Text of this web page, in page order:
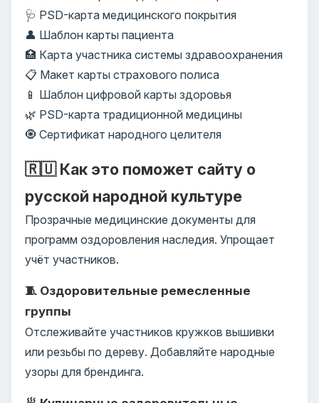
🩺 PSD-карта медицинского покрытия
👤 Шаблон карты пациента
🏥 Карта участника системы здравоохранения
📋 Макет карты страхового полиса
📱 Шаблон цифровой карты здоровья
🌿 PSD-карта традиционной медицины
🧿 Сертификат народного целителя
🇷🇺 Как это поможет сайту о
русской народной культуре
Прозрачные медицинские документы для
программ оздоровления наследия. Упрощает
учёт участников.
🧵 Оздоровительные ремесленные
группы
Отслеживайте участников кружков вышивки
или резьбы по дереву. Добавляйте народные
узоры для брендинга.